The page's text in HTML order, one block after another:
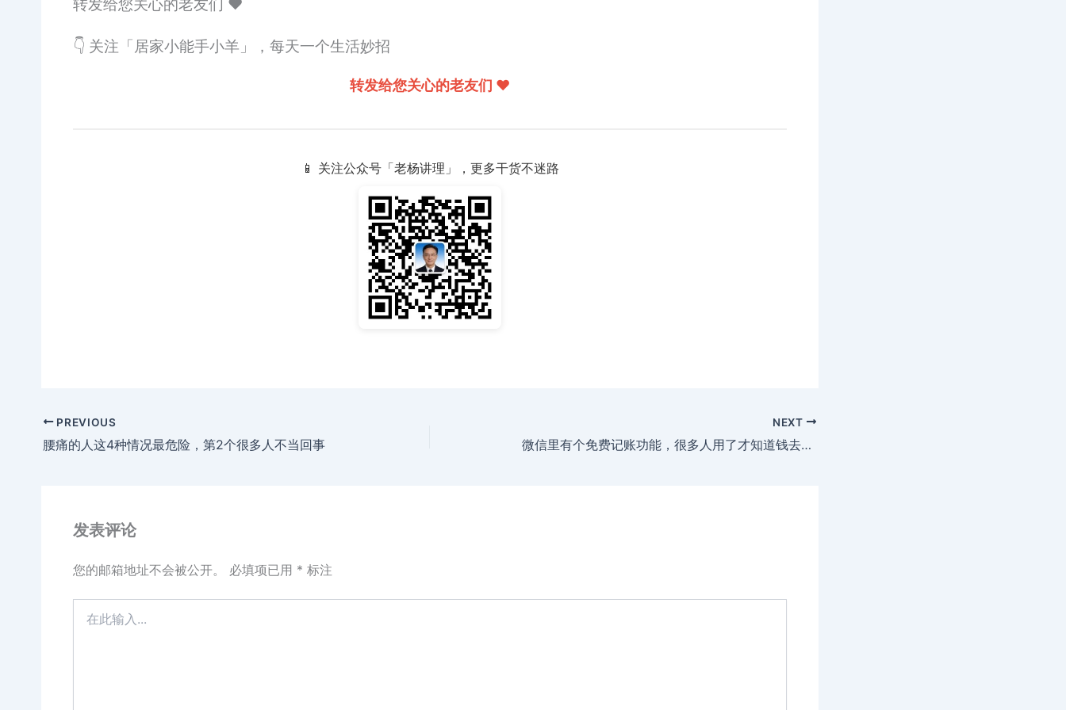
转发给您关心的老友们 ❤️
👇 关注「居家小能手小羊」，每天一个生活妙招
转发给您关心的老友们 ❤️
📱 关注公众号「老杨讲理」，更多干货不迷路
PREVIOUS
腰痛的人这4种情况最危险，第2个很多人不当回事
NEXT
微信里有个免费记账功能，很多人用了才知道钱去哪了
发表评论
您的邮箱地址不会被公开。 必填项已用 * 标注